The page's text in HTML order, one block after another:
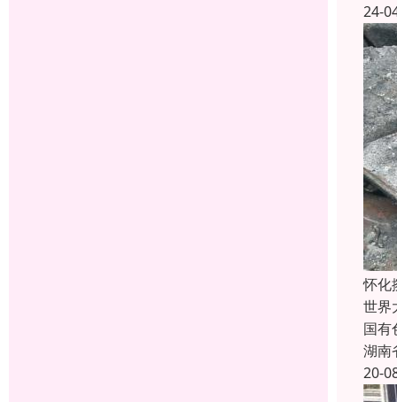
24-
怀化
世界
国有
湖南
20-